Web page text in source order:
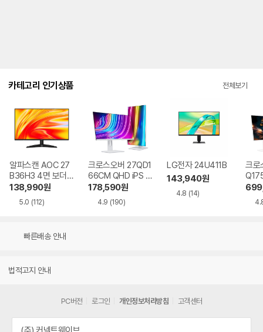
카테고리 인기상품 전체보기
알파스캔 AOC 27
B36H3 4면 보더리
스 IPS 120 시력보
호 무결점
138,990원
5.0 (112)
크로스오버 27QD1
66CM QHD iPS U
SB-C 화이트 Ai 멀
티스탠드
178,590원
4.9 (190)
LG전자 24U411B
143,940원
4.8 (14)
크로
Ai
빠른배송 안내
법적고지 안내
PC버전 로그인 개인정보처리방침 고객센터